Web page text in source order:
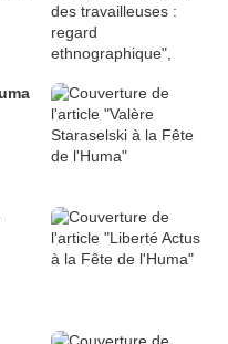
l'Huma